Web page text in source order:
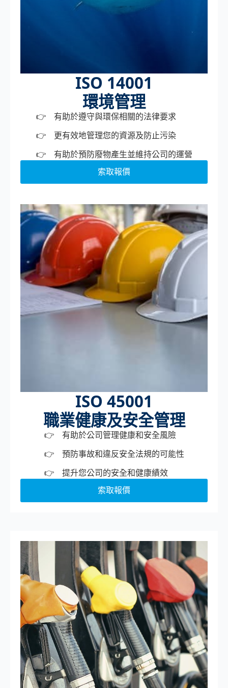
ISO 14001
環境管理
有助於遵守與環保相關的法律要求
更有效地管理您的資源及防止污染
有助於預防廢物產生並維持公司的運營
索取報價
ISO 45001
職業健康及安全管理
有助於公司管理健康和安全風險
預防事故和違反安全法規的可能性
提升您公司的安全和健康績效
索取報價